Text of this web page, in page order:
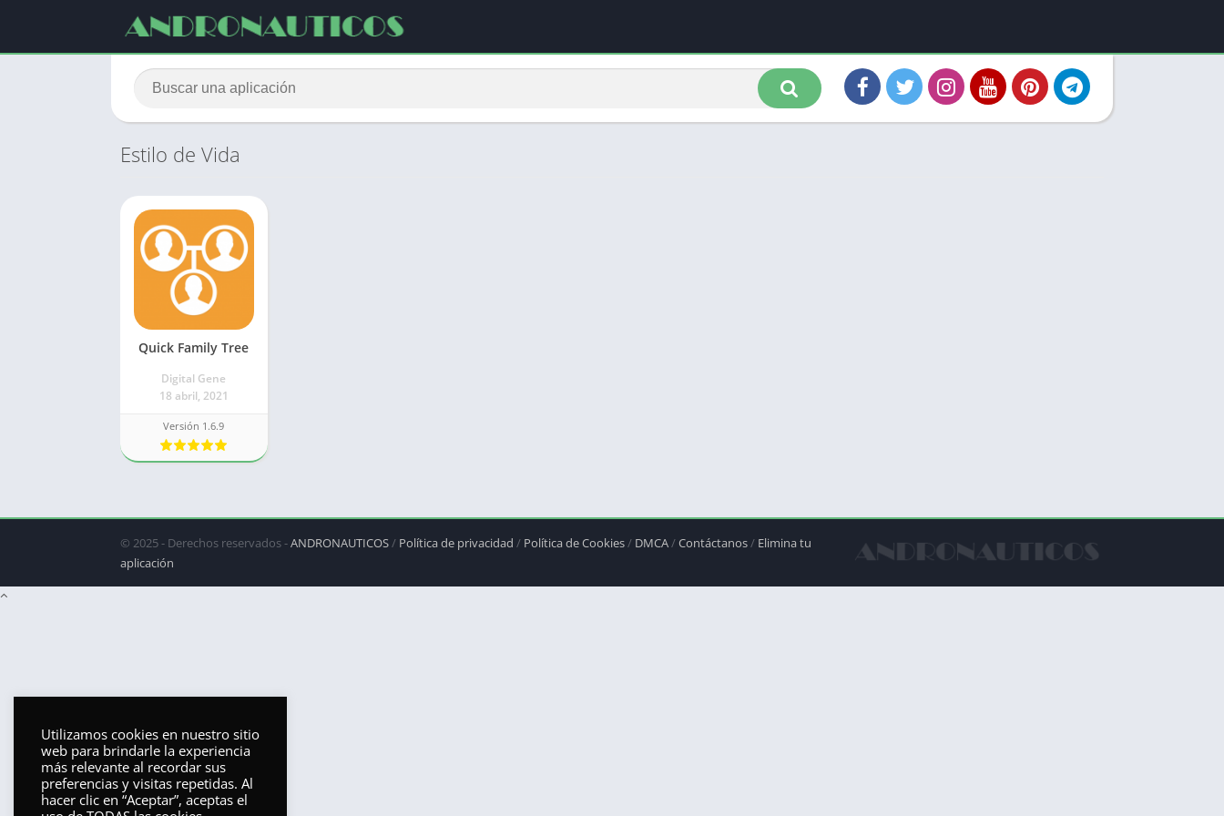
Estilo de Vida
Quick Family Tree
Digital Gene
18 abril, 2021
Versión 1.6.9
© 2025 - Derechos reservados -ANDRONAUTICOS / Política de privacidad / Política de Cookies / DMCA /Contáctanos / Elimina tu
aplicación
Utilizamos cookies en nuestro sitio
web para brindarle la experiencia
más relevante al recordar sus
preferencias y visitas repetidas. Al
hacer clic en “Aceptar”, aceptas el